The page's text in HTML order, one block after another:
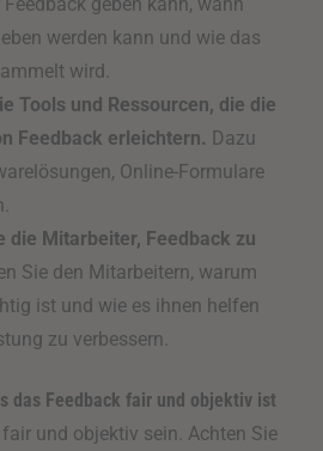
geben kann, wann
werden kann und wie das
wird.
Tools und Ressourcen, die die
Feedback erleichtern. Dazu
Online-Formulare
die Mitarbeiter, Feedback zu
Sie den Mitarbeitern, warum
ist und wie es ihnen helfen
zu verbessern.
das Feedback fair und objektiv ist
und objektiv sein. Achten Sie